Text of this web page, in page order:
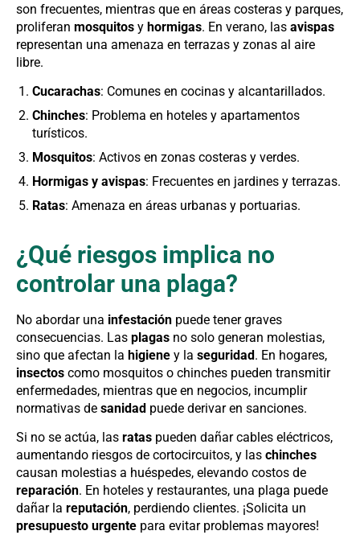
son frecuentes, mientras que en áreas costeras y parques,
proliferan mosquitos y hormigas. En verano, las avispas
representan una amenaza en terrazas y zonas al aire
libre.
Cucarachas: Comunes en cocinas y alcantarillados.
Chinches: Problema en hoteles y apartamentos
turísticos.
Mosquitos: Activos en zonas costeras y verdes.
Hormigas y avispas: Frecuentes en jardines y terrazas.
Ratas: Amenaza en áreas urbanas y portuarias.
¿Qué riesgos implica no
controlar una plaga?
No abordar una infestación puede tener graves
consecuencias. Las plagas no solo generan molestias,
sino que afectan la higiene y la seguridad. En hogares,
insectos como mosquitos o chinches pueden transmitir
enfermedades, mientras que en negocios, incumplir
normativas de sanidad puede derivar en sanciones.
Si no se actúa, las ratas pueden dañar cables eléctricos,
aumentando riesgos de cortocircuitos, y las chinches
causan molestias a huéspedes, elevando costos de
reparación. En hoteles y restaurantes, una plaga puede
dañar la reputación, perdiendo clientes. ¡Solicita un
presupuesto urgente para evitar problemas mayores!